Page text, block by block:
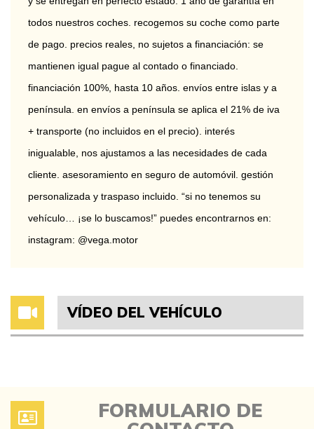
todos nuestros coches. recogemos su coche como parte
de pago. precios reales, no sujetos a financiación: se
mantienen igual pague al contado o financiado.
financiación 100%, hasta 10 años. envíos entre islas y a
península. en envíos a península se aplica el 21% de iva
+ transporte (no incluidos en el precio). interés
inigualable, nos ajustamos a las necesidades de cada
cliente. asesoramiento en seguro de automóvil. gestión
personalizada y traspaso incluido. “si no tenemos su
vehículo… ¡se lo buscamos!” puedes encontrarnos en:
instagram: @vega.motor
VÍDEO DEL VEHÍCULO
FORMULARIO DE